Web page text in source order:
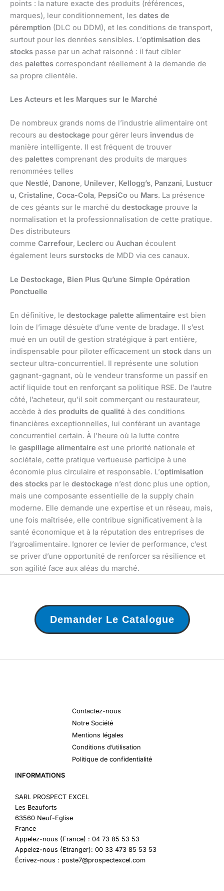
points : la nature exacte des produits (références,
marques), leur conditionnement, les dates de
péremption (DLC ou DDM), et les conditions de transport,
surtout pour les denrées sensibles. L’optimisation des
stocks passe par un achat raisonné : il faut cibler
des palettes correspondant réellement à la demande de
sa propre clientèle.
Les Acteurs et les Marques sur le Marché
De nombreux grands noms de l’industrie alimentaire ont
recours au destockage pour gérer leurs invendus de
manière intelligente. Il est fréquent de trouver
des palettes comprenant des produits de marques
renommées telles
que Nestlé, Danone, Unilever, Kellogg’s, Panzani, Lustucr
u, Cristaline, Coca-Cola, PepsiCo ou Mars. La présence
de ces géants sur le marché du destockage prouve la
normalisation et la professionnalisation de cette pratique.
Des distributeurs
comme Carrefour, Leclerc ou Auchan écoulent
également leurs surstocks de MDD via ces canaux.
Le Destockage, Bien Plus Qu’une Simple Opération
Ponctuelle
En définitive, le destockage palette alimentaire est bien
loin de l’image désuète d’une vente de bradage. Il s’est
mué en un outil de gestion stratégique à part entière,
indispensable pour piloter efficacement un stock dans un
secteur ultra-concurrentiel. Il représente une solution
gagnant-gagnant, où le vendeur transforme un passif en
actif liquide tout en renforçant sa politique RSE. De l’autre
côté, l’acheteur, qu’il soit commerçant ou restaurateur,
accède à des produits de qualité à des conditions
financières exceptionnelles, lui conférant un avantage
concurrentiel certain. À l’heure où la lutte contre
le gaspillage alimentaire est une priorité nationale et
sociétale, cette pratique vertueuse participe à une
économie plus circulaire et responsable. L’optimisation
des stocks par le destockage n’est donc plus une option,
mais une composante essentielle de la supply chain
moderne. Elle demande une expertise et un réseau, mais,
une fois maîtrisée, elle contribue significativement à la
santé économique et à la réputation des entreprises de
l’agroalimentaire. Ignorer ce levier de performance, c’est
se priver d’une opportunité de renforcer sa résilience et
son agilité face aux aléas du marché.
Demander Le Catalogue
Contactez-nous
Notre Société
Mentions légales
Conditions d’utilisation
Politique de confidentialité
INFORMATIONS
SARL PROSPECT EXCEL
Les Beauforts
63560 Neuf-Eglise
France
Appelez-nous (France) : 04 73 85 53 53
Appelez-nous (Etranger): 00 33 473 85 53 53
Écrivez-nous : poste7@prospectexcel.com